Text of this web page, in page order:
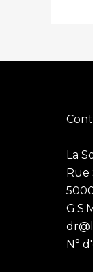
peuvent
choisies
page
produit
La
Rue
N°